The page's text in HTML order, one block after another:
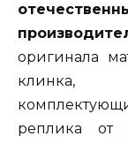
оригинала
клинка,
реплика от